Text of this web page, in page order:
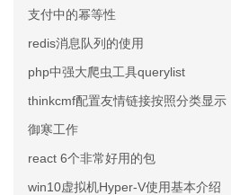
支付中的幂等性
redis消息队列的使用
php中强大爬虫工具querylist
thinkcmf配置友情链接按照分类显示
御寒工作
react 6个非常好用的包
win10虚拟机Hyper-V使用基本介绍